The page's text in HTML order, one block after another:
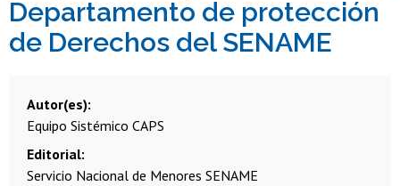
Departamento de protección
de Derechos del SENAME
Autor(es)
Equipo Sistémico CAPS
Editorial
Servicio Nacional de Menores SENAME